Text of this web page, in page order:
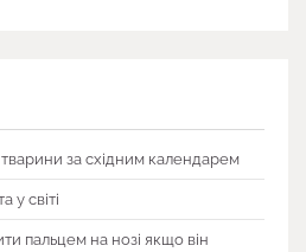
тварини за східним календарем
у світі
пальцем на нозі якщо він